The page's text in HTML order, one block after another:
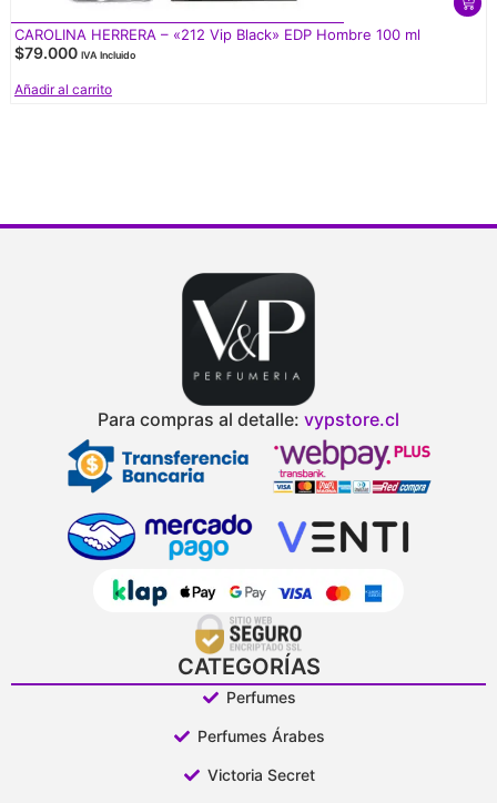
CAROLINA HERRERA – «212 Vip Black» EDP Hombre 100 ml
$79.000 IVA Incluido
Añadir al carrito
Para compras al detalle: vypstore.cl
CATEGORÍAS
Perfumes
Perfumes Árabes
Victoria Secret